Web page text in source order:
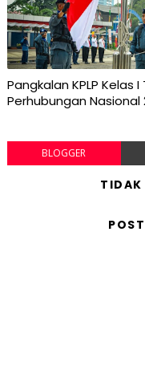
Pangkalan KPLP Kelas
Perhubungan Nasional
BLOGGER
TIDAK